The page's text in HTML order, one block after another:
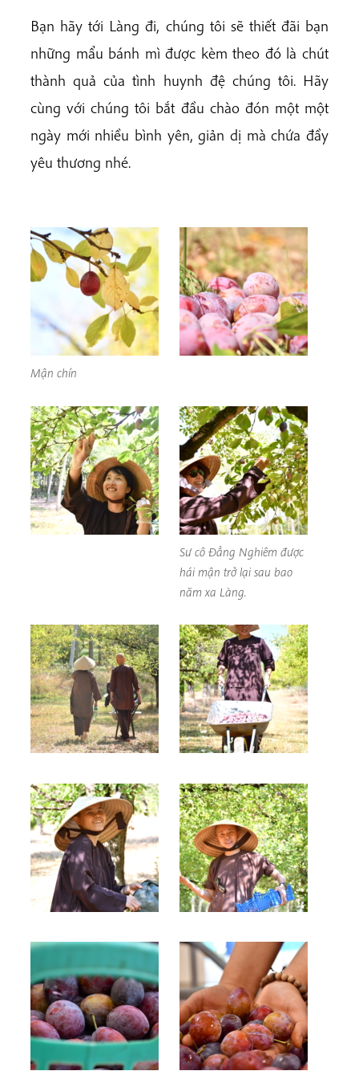
Bạn hãy tới Làng đi, chúng tôi sẽ thiết đãi bạn
những mẩu bánh mì được kèm theo đó là chút
thành quả của tình huynh đệ chúng tôi. Hãy
cùng với chúng tôi bắt đầu chào đón một một
ngày mới nhiều bình yên, giản dị mà chứa đầy
yêu thương nhé.
Mận chín
Sư cô Đẳng Nghiêm được
hái mận trở lại sau bao
năm xa Làng.